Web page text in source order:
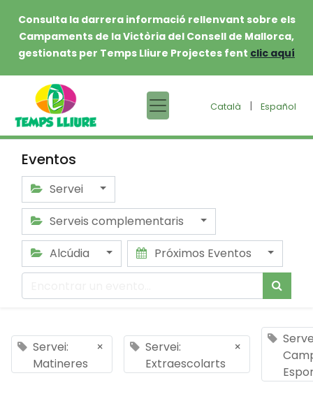
Consulta la darrera informació rellenvant sobre els
Campaments de la Victòria del Consell de Mallorca,
gestionats per Temps Lliure Projectes fent clic aquí
Català | Español
Eventos
Servei
Serveis complementaris
Alcúdia
Próximos Eventos
Servei:
Matineres
×
Servei:
Extraescolarts
×